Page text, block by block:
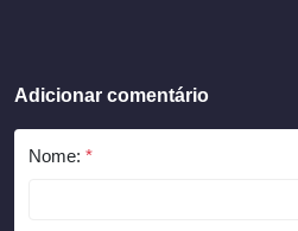
Adicionar comentário
Nome: *